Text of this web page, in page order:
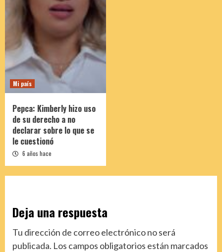
Mi país
Pepca: Kimberly hizo uso
de su derecho a no
declarar sobre lo que se
le cuestionó
6 años hace
Deja una respuesta
Tu dirección de correo electrónico no será
publicada. Los campos obligatorios están marcados